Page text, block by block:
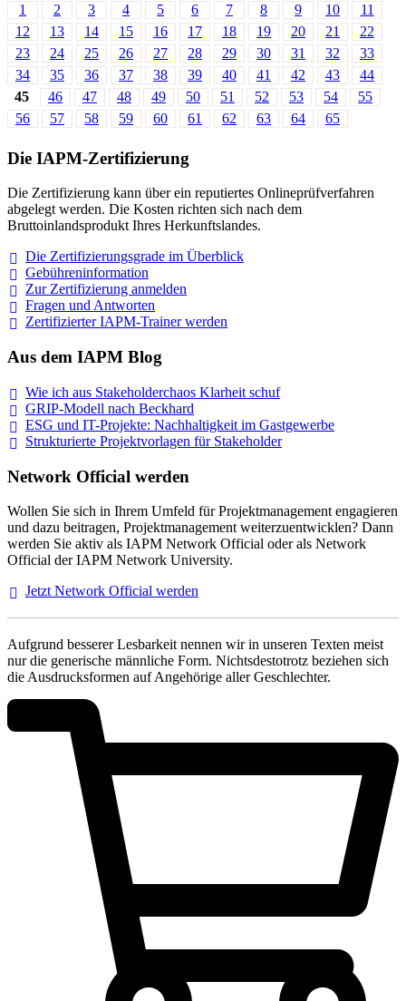
1
2 3 4 5 6 7 8 9 10
11
12
13 14 15 16 17 18 19 20 21
22
23
24 25 26 27 28 29 30 31 32
33
34
35 36 37 38 39 40 41 42 43
44
45
46 47 48 49 50 51 52 53 54
55
56
57 58 59 60 61 62 63 64 65
Die IAPM-Zertifizierung
Die Zertifizierung kann über ein reputiertes Onlineprüfverfahren
abgelegt werden. Die Kosten richten sich nach dem
Bruttoinlandsprodukt Ihres Herkunftslandes.
Die Zertifizierungsgrade im Überblick
Gebühreninformation
Zur Zertifizierung anmelden
Fragen undAntworten
Zertifizierter IAPM-Trainerwerden
Aus dem IAPM Blog
Wie ich aus Stakeholderchaos Klarheit schuf
GRIP-Modell nach Beckhard
ESG und IT-Projekte: Nachhaltigkeit im Gastgewerbe
Strukturierte Projektvorlagen für Stakeholder
Network Official werden
Wollen Sie sich in Ihrem Umfeld für Projektmanagement engagieren
und dazu beitragen, Projektmanagement weiterzuentwicklen? Dann
werden Sie aktiv als IAPM Network Official oder als Network
Official der IAPM Network University.
Jetzt Network Official werden
Aufgrund besserer Lesbarkeit nennen wir in unseren Texten meist
nur die generische männliche Form. Nichtsdestotrotz beziehen sich
die Ausdrucksformen auf Angehörige aller Geschlechter.